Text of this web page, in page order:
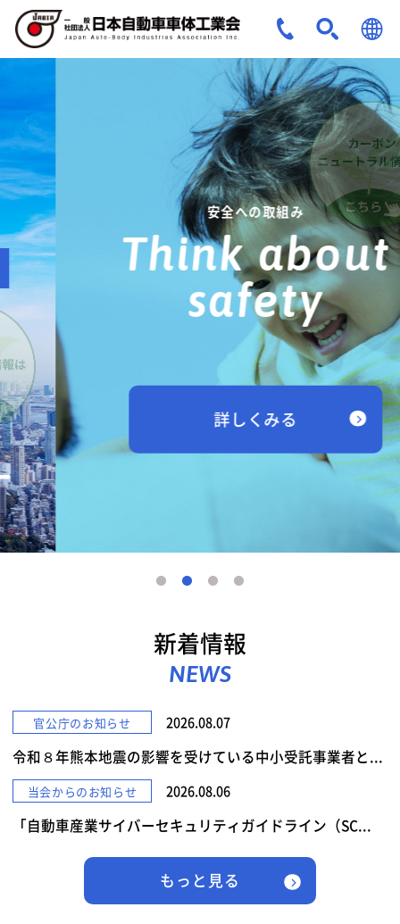
JPN
ENG
安全への取組み
Think about
safety
詳しくみる
新着情報
NEWS
官公庁のお知らせ 2026.08.07
令和８年熊本地震の影響を受けている中小受託事業者と...
当会からのお知らせ 2026.08.06
「自動車産業サイバーセキュリティガイドライン（SC...
もっと見る